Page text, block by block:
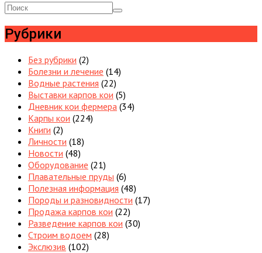
Рубрики
Без рубрики (2)
Болезни и лечение (14)
Водные растения (22)
Выставки карпов кои (5)
Дневник кои фермера (34)
Карпы кои (224)
Книги (2)
Личности (18)
Новости (48)
Оборудование (21)
Плавательные пруды (6)
Полезная информация (48)
Породы и разновидности (17)
Продажа карпов кои (22)
Разведение карпов кои (30)
Строим водоем (28)
Экслюзив (102)